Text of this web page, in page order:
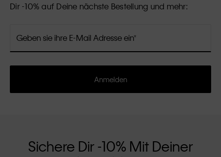
Dir -10% auf Deine nächste Bestellung und mehr:
Geben sie ihre E-Mail Adresse ein
Anmelden
Sichere Dir -10% Mit Deiner